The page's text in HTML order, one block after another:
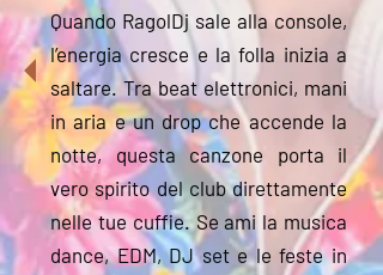
Quando RagolDj sale alla console,
l’energia cresce e la folla inizia a
saltare. Tra beat elettronici, mani
in aria e un drop che accende la
notte, questa canzone porta il
vero spirito del club direttamente
nelle tue cuffie. Se ami la musica
dance, EDM, DJ set e le feste in